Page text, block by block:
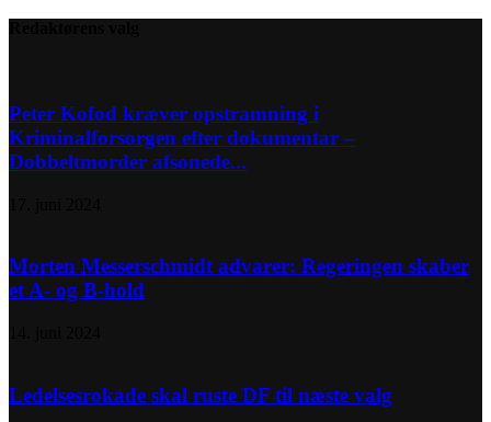
Peter Kofod kræver opstramning i
Kriminalforsorgen efter dokumentar –
Dobbeltmorder afsonede...
Morten Messerschmidt advarer: Regeringen skaber
et A- og B-hold
Ledelsesrokade skal ruste DF til næste valg